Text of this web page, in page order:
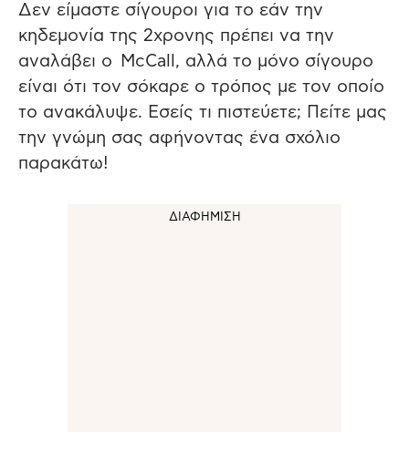
Δεν είμαστε σίγουροι για το εάν την
κηδεμονία της 2χρονης πρέπει να την
αναλάβει ο McCall, αλλά το μόνο σίγουρο
είναι ότι τον σόκαρε ο τρόπος με τον οποίο
το ανακάλυψε. Εσείς τι πιστεύετε; Πείτε μας
την γνώμη σας αφήνοντας ένα σχόλιο
παρακάτω!